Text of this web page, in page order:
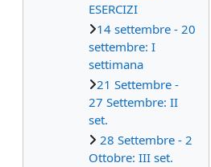
ESERCIZI
14 settembre - 20
settembre: I
settimana
21 Settembre -
27 Settembre: II
set.
28 Settembre - 2
Ottobre: III set.